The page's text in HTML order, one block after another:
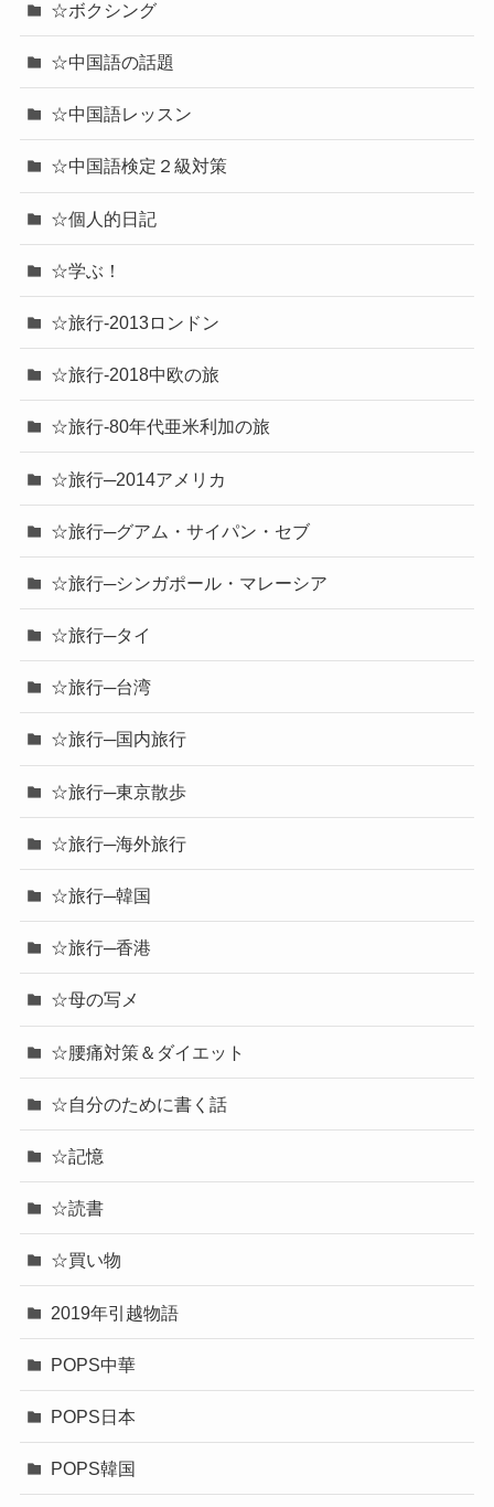
☆ボクシング
☆中国語の話題
☆中国語レッスン
☆中国語検定２級対策
☆個人的日記
☆学ぶ！
☆旅行-2013ロンドン
☆旅行-2018中欧の旅
☆旅行-80年代亜米利加の旅
☆旅行─2014アメリカ
☆旅行─グアム・サイパン・セブ
☆旅行─シンガポール・マレーシア
☆旅行─タイ
☆旅行─台湾
☆旅行─国内旅行
☆旅行─東京散歩
☆旅行─海外旅行
☆旅行─韓国
☆旅行─香港
☆母の写メ
☆腰痛対策＆ダイエット
☆自分のために書く話
☆記憶
☆読書
☆買い物
2019年引越物語
POPS中華
POPS日本
POPS韓国